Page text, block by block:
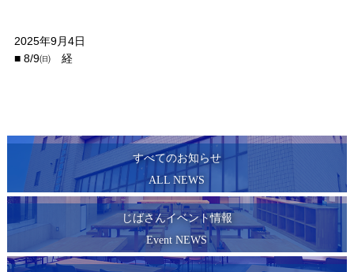
2025年9月4日
■ 8/9㈰ 経
すべてのお知らせ
ALL NEWS
じばさんイベント情報
Event NEWS